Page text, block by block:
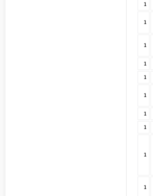
1
1
1
1
1
1
1
1
1
1